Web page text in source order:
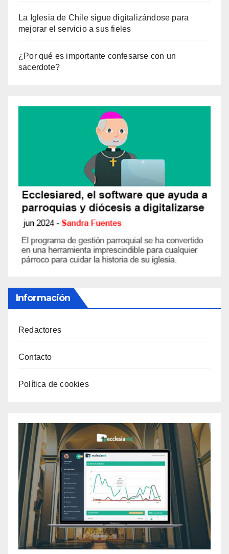
La Iglesia de Chile sigue digitalizándose para
mejorar el servicio a sus fieles
¿Por qué es importante confesarse con un
sacerdote?
Información
Redactores
Contacto
Política de cookies